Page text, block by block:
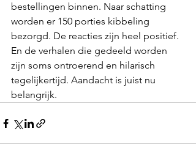
bestellingen binnen. Naar schatting
worden er 150 porties kibbeling
bezorgd. De reacties zijn heel positief.
En de verhalen die gedeeld worden
zijn soms ontroerend en hilarisch
tegelijkertijd. Aandacht is juist nu
belangrijk.